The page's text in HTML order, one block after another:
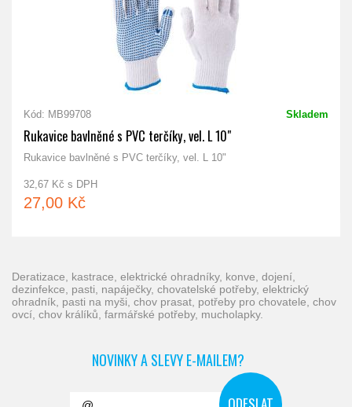
Kód: MB99708 Skladem
Rukavice bavlněné s PVC terčíky, vel. L 10"
Rukavice bavlněné s PVC terčíky, vel. L 10"
32,67 Kč s DPH
27,00 Kč
deratizace, kastrace, elektrické ohradníky, konve, dojení,
dezinfekce, pasti, napáječky, chovatelské potřeby, elektrický
ohradník, pasti na myši, chov prasat, potřeby pro chovatele, chov
ovcí, chov králíků, farmářské potřeby, mucholapky.
NOVINKY A SLEVY E-MAILEM?